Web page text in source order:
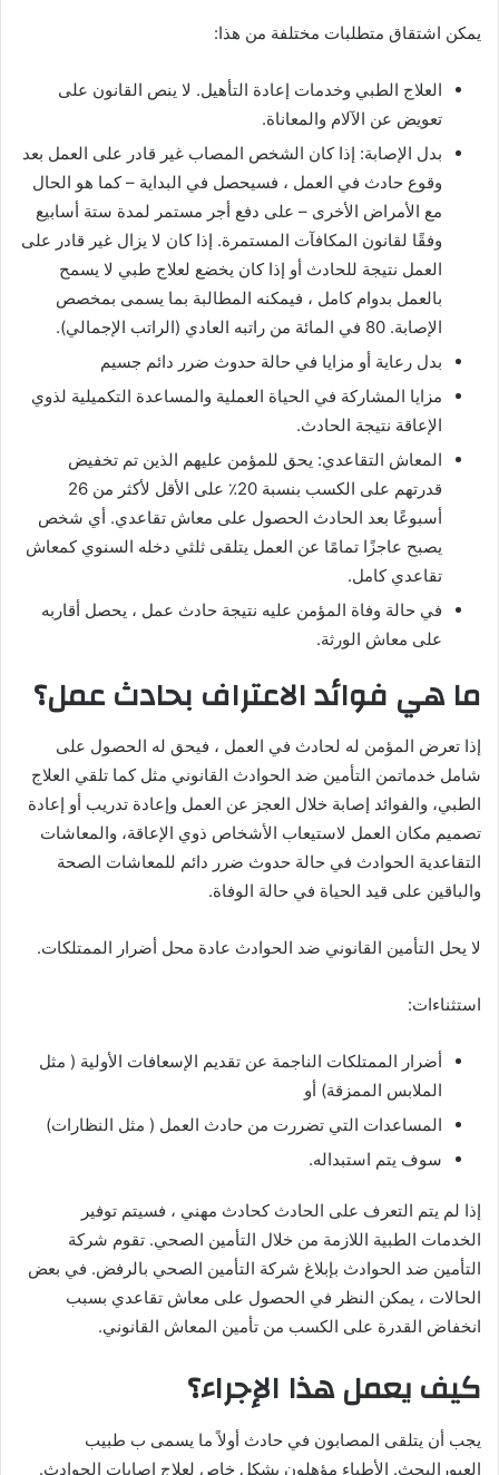
يمكن اشتقاق متطلبات مختلفة من هذا:
العلاج الطبي وخدمات إعادة التأهيل. لا ينص القانون على
تعويض عن الآلام والمعاناة.
بدل الإصابة: إذا كان الشخص المصاب غير قادر على العمل بعد
وقوع حادث في العمل ، فسيحصل في البداية – كما هو الحال
مع الأمراض الأخرى – على دفع أجر مستمر لمدة ستة أسابيع
وفقًا لقانون المكافآت المستمرة. إذا كان لا يزال غير قادر على
العمل نتيجة للحادث أو إذا كان يخضع لعلاج طبي لا يسمح
بالعمل بدوام كامل ، فيمكنه المطالبة بما يسمى بمخصص
الإصابة. 80 في المائة من راتبه العادي (الراتب الإجمالي).
بدل رعاية أو مزايا في حالة حدوث ضرر دائم جسيم
مزايا المشاركة في الحياة العملية والمساعدة التكميلية لذوي
الإعاقة نتيجة الحادث.
المعاش التقاعدي: يحق للمؤمن عليهم الذين تم تخفيض
قدرتهم على الكسب بنسبة 20٪ على الأقل لأكثر من 26
أسبوعًا بعد الحادث الحصول على معاش تقاعدي. أي شخص
يصبح عاجزًا تمامًا عن العمل يتلقى ثلثي دخله السنوي كمعاش
تقاعدي كامل.
في حالة وفاة المؤمن عليه نتيجة حادث عمل ، يحصل أقاربه
على معاش الورثة.
ما هي فوائد الاعتراف بحادث عمل؟
إذا تعرض المؤمن له لحادث في العمل ، فيحق له الحصول على
شامل خدماتمن التأمين ضد الحوادث القانوني مثل كما تلقي العلاج
الطبي، والفوائد إصابة خلال العجز عن العمل وإعادة تدريب أو إعادة
تصميم مكان العمل لاستيعاب الأشخاص ذوي الإعاقة، والمعاشات
التقاعدية الحوادث في حالة حدوث ضرر دائم للمعاشات الصحة
والباقين على قيد الحياة في حالة الوفاة.
لا يحل التأمين القانوني ضد الحوادث عادة محل أضرار الممتلكات.
استثناءات:
أضرار الممتلكات الناجمة عن تقديم الإسعافات الأولية ( مثل
الملابس الممزقة) أو
المساعدات التي تضررت من حادث العمل ( مثل النظارات)
سوف يتم استبداله.
إذا لم يتم التعرف على الحادث كحادث مهني ، فسيتم توفير
الخدمات الطبية اللازمة من خلال التأمين الصحي. تقوم شركة
التأمين ضد الحوادث بإبلاغ شركة التأمين الصحي بالرفض. في بعض
الحالات ، يمكن النظر في الحصول على معاش تقاعدي بسبب
انخفاض القدرة على الكسب من تأمين المعاش القانوني.
كيف يعمل هذا الإجراء؟
يجب أن يتلقى المصابون في حادث أولاً ما يسمى ب طبيب
العبورالبحث. الأطباء مؤهلون بشكل خاص لعلاج إصابات الحوادث.